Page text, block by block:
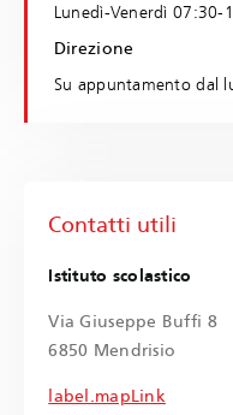
Lunedì-Venerdì
Direzione
Su appuntamento dal
Contatti utili
Istituto scolastico
Via Giuseppe Buffi 8
6850 Mendrisio
label.mapLink